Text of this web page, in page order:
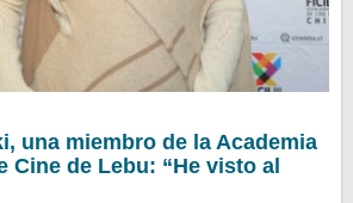
una miembro de la Academia
Cine de Lebu: “He visto al